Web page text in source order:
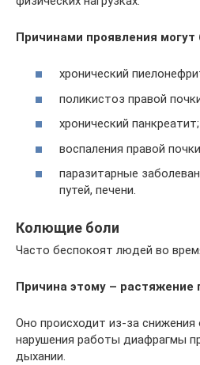
Причинами проявления могут
хронический
поликистоз правой
хронический панкреатит;
воспаления правой
паразитарные
путей, печени.
Колющие боли
Часто беспокоят людей во
Причина этому – растяжение
Оно происходит из-за снижения
нарушения работы диафрагмы
дыхании.